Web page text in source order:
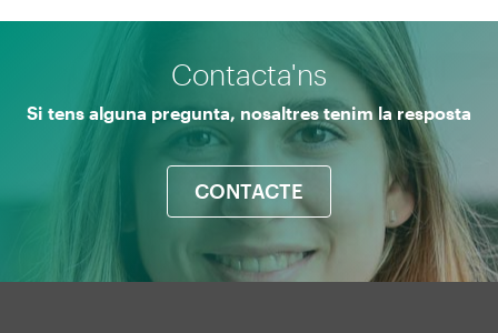
Contacta'ns
Si tens alguna pregunta, nosaltres tenim la resposta
CONTACTE